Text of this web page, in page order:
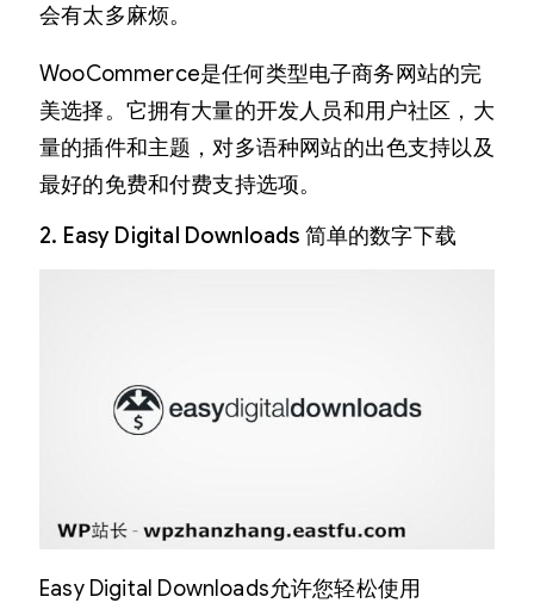
会有太多麻烦。
WooCommerce是任何类型电子商务网站的完
美选择。它拥有大量的开发人员和用户社区，大
量的插件和主题，对多语种网站的出色支持以及
最好的免费和付费支持选项。
2. Easy Digital Downloads 简单的数字下载
Easy Digital Downloads允许您轻松使用